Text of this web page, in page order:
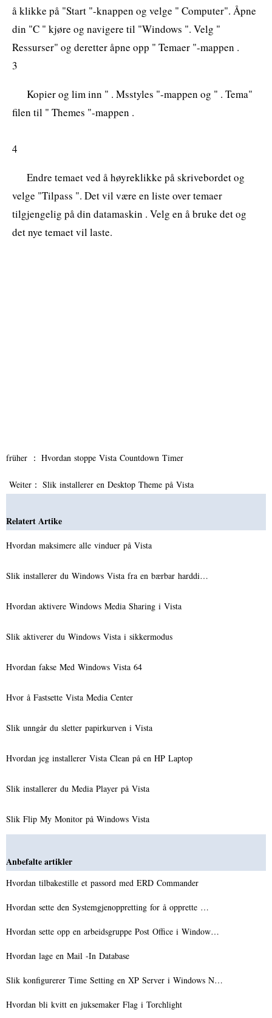
å klikke på "Start "-knappen og velge " Computer". Åpne
din "C " kjøre og navigere til "Windows ". Velg "
Ressurser" og deretter åpne opp " Temaer "-mappen .
3
Kopier og lim inn " . Msstyles "-mappen og " . Tema"
filen til " Themes "-mappen .
4
Endre temaet ved å høyreklikke på skrivebordet og
velge "Tilpass ". Det vil være en liste over temaer
tilgjengelig på din datamaskin . Velg en å bruke det og
det nye temaet vil laste.
früher ： Hvordan stoppe Vista Countdown Timer
Weiter： Slik installerer en Desktop Theme på Vista
Relatert Artike
Hvordan maksimere alle vinduer på Vista
Slik installerer du Windows Vista fra en bærbar harddi…
Hvordan aktivere Windows Media Sharing i Vista
Slik aktiverer du Windows Vista i sikkermodus
Hvordan fakse Med Windows Vista 64
Hvor å Fastsette Vista Media Center
Slik unngår du sletter papirkurven i Vista
Hvordan jeg installerer Vista Clean på en HP Laptop
Slik installerer du Media Player på Vista
Slik Flip My Monitor på Windows Vista
Anbefalte artikler
Hvordan tilbakestille et passord med ERD Commander
Hvordan sette den Systemgjenoppretting for å opprette …
Hvordan sette opp en arbeidsgruppe Post Office i Window…
Hvordan lage en Mail -In Database
Slik konfigurerer Time Setting en XP Server i Windows N…
Hvordan bli kvitt en juksemaker Flag i Torchlight